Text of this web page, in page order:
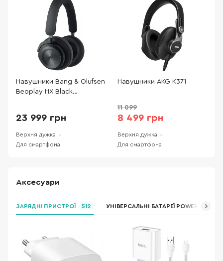
Навушники Bang & Olufsen
Beoplay HX Black
23 999 грн
Верхня дужка
Для смартфона
Навушники AKG K371
11 099
8 499 грн
Верхня дужка
Для смартфона
Аксесуари
ЗАРЯДНІ ПРИСТРОЇ 512 УНІВЕРСАЛЬНІ БАТАРЕЇ POWER BANK